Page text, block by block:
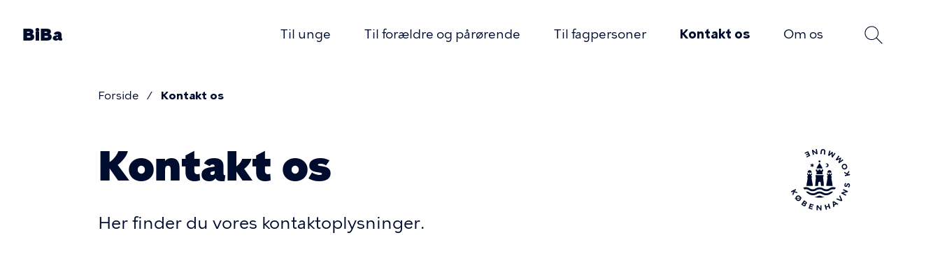
hovedindhold
BiBa
navigation
Til unge Til forældre og pårørende Til fagpersoner Kontakt os Om os
Brødkrumme
Forside Kontakt os
Kontakt os
Her finder du vores kontaktoplysninger.